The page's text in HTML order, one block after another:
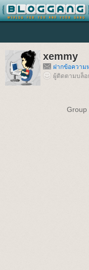
xemmy
ฝากข้อความ
ผู้ติดตามบล็อ
Group